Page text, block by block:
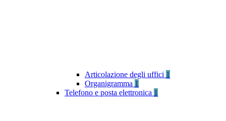
Articolazione degli uffici 1
Organigramma 1
Telefono e posta elettronica 1